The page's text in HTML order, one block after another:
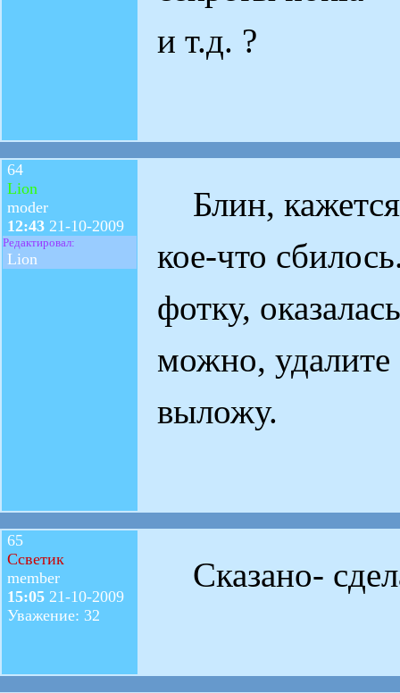
и т.д. ?
64
Lion
moder
12:43 21-10-2009
Редактировал:
Lion
Блин,
кое-что
фотку,
можно, удалите
выложу.
65
Ссветик
member
15:05 21-10-2009
Уважение: 32
Сказано-